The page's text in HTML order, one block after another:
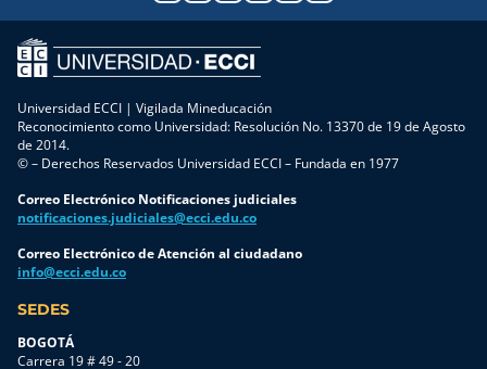
Universidad ECCI | Vigilada Mineducación
Reconocimiento como Universidad: Resolución No. 13370 de 19 de Agosto
de 2014.
© – Derechos Reservados Universidad ECCI – Fundada en 1977
Correo Electrónico Notificaciones judiciales
notificaciones.judiciales@ecci.edu.co
Correo Electrónico de Atención al ciudadano
info@ecci.edu.co
SEDES
BOGOTÁ
Carrera 19 # 49 - 20